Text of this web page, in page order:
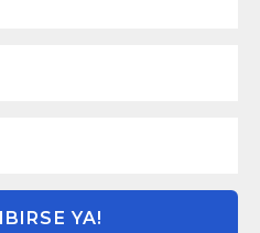
YA!